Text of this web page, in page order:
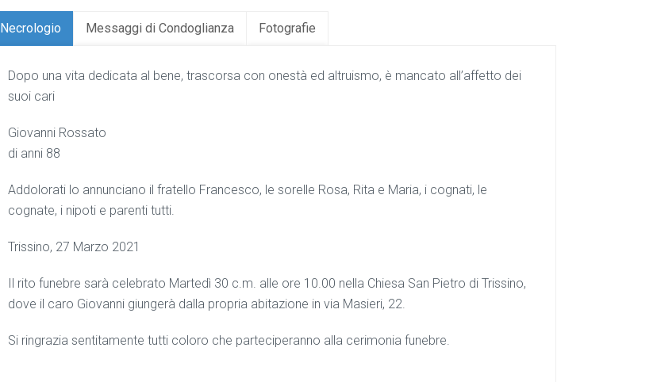
Necrologio Messaggi di Condoglianza Fotografie
Dopo una vita dedicata al bene, trascorsa con onestà ed altruismo, è mancato all’affetto dei
suoi cari
Giovanni Rossato
di anni 88
Addolorati lo annunciano il fratello Francesco, le sorelle Rosa, Rita e Maria, i cognati, le
cognate, i nipoti e parenti tutti.
Trissino, 27 Marzo 2021
Il rito funebre sarà celebrato Martedì 30 c.m. alle ore 10.00 nella Chiesa San Pietro di Trissino,
dove il caro Giovanni giungerà dalla propria abitazione in via Masieri, 22.
Si ringrazia sentitamente tutti coloro che parteciperanno alla cerimonia funebre.